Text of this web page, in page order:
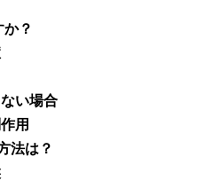
？
い場合
用
法は？